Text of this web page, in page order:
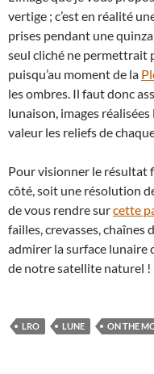
vertige ; c’est en réalité
prises pendant une
seul cliché ne permettrait
puisqu’au moment de la
les ombres. Il faut donc
lunaison, images
valeur les reliefs de
Pour visionner le résultat
côté, soit une résolution
de vous rendre surcette
failles, crevasses,
admirer la surface lunaire
de notre satellite naturel !
LRO LUNE ON THE